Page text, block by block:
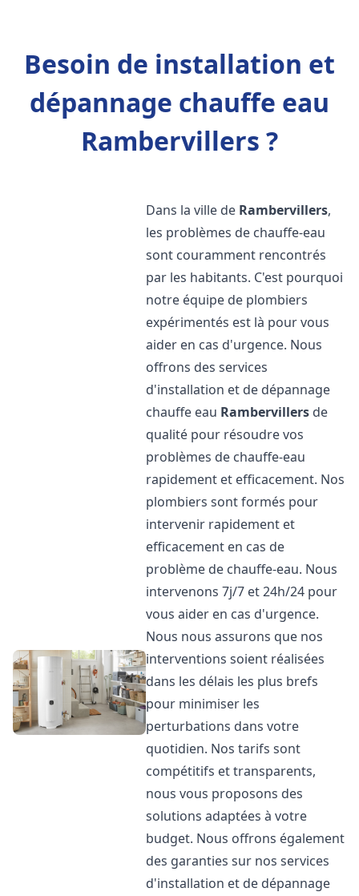
Besoin de installation et
dépannage chauffe eau
Rambervillers ?
Dans la ville de Rambervillers,
les problèmes de chauffe-eau
sont couramment rencontrés
par les habitants. C'est pourquoi
notre équipe de plombiers
expérimentés est là pour vous
aider en cas d'urgence. Nous
offrons des services
d'installation et de dépannage
chauffe eau Rambervillers de
qualité pour résoudre vos
problèmes de chauffe-eau
rapidement et efficacement. Nos
plombiers sont formés pour
intervenir rapidement et
efficacement en cas de
problème de chauffe-eau. Nous
intervenons 7j/7 et 24h/24 pour
vous aider en cas d'urgence.
Nous nous assurons que nos
interventions soient réalisées
dans les délais les plus brefs
pour minimiser les
perturbations dans votre
quotidien. Nos tarifs sont
compétitifs et transparents,
nous vous proposons des
solutions adaptées à votre
budget. Nous offrons également
des garanties sur nos services
d'installation et de dépannage